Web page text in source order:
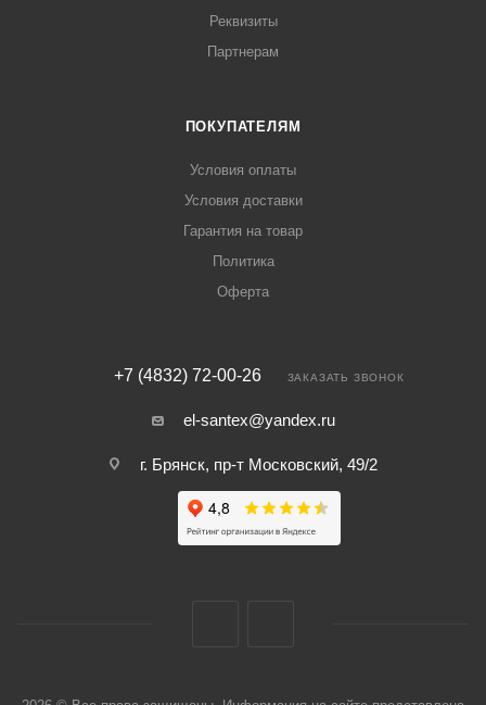
Реквизиты
Партнерам
ПОКУПАТЕЛЯМ
Условия оплаты
Условия доставки
Гарантия на товар
Политика
Оферта
+7 (4832) 72-00-26 ЗАКАЗАТЬ ЗВОНОК
el-santex@yandex.ru
г. Брянск, пр-т Московский, 49/2